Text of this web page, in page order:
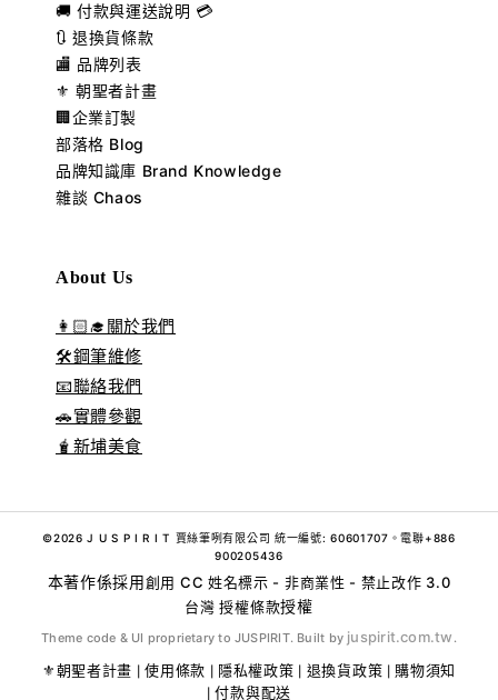
🚚 付款與運送說明 💳
🔃 退換貨條款
🏬 品牌列表
⚜️ 朝聖者計畫
🏢企業訂製
部落格 Blog
品牌知識庫 Brand Knowledge
雜談 Chaos
About Us
👩🏻‍🎓關於我們
🛠️鋼筆維修
📧聯絡我們
🚗實體參觀
🧋新埔美食
©2026 J U S P I R I T 賈絲筆咧有限公司 統一編號: 60601707。電聯+886
900205436
本著作係採用創用 CC 姓名標示 - 非商業性 - 禁止改作 3.0
台灣 授權條款授權
Theme code & UI proprietary to JUSPIRIT. Built by juspirit.com.tw .
⚜️朝聖者計畫 |使用條款 隱私權政策 退換貨政策 購物須知
|付款與配送